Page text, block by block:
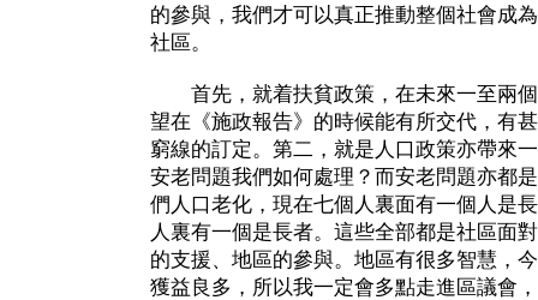
的參與，我們才可以真正推動整個社會成
社區。
首先，就着扶貧政策，在未來一至兩個
望在《施政報告》的時候能有所交代，有
窮線的訂定。第二，就是人口政策亦帶來
安老問題我們如何處理？而安老問題亦都
們人口老化，現在七個人裏面有一個人是
人裏有一個是長者。這些全部都是社區面
的支援、地區的參與。地區有很多智慧，
獲益良多，所以我一定會多點走進區議會